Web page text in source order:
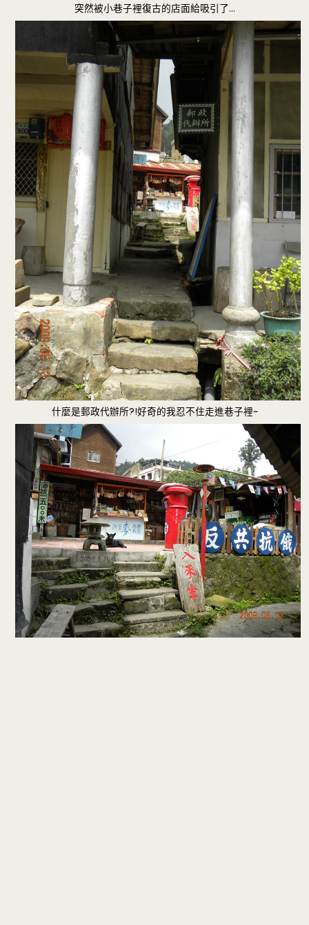
突然被小巷子裡復古的店面給吸引了…
什麼是郵政代辦所?!好奇的我忍不住走進巷子裡~